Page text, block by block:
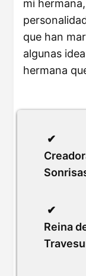
mi
que han
algunas
hermana
Reina